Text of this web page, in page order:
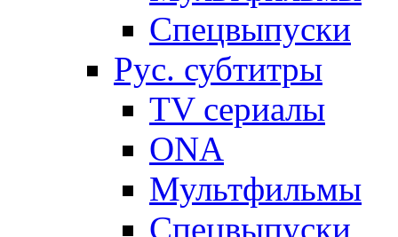
Спецвыпуски
Рус. субтитры
TV сериалы
ONA
Мультфильмы
Спецвыпуски